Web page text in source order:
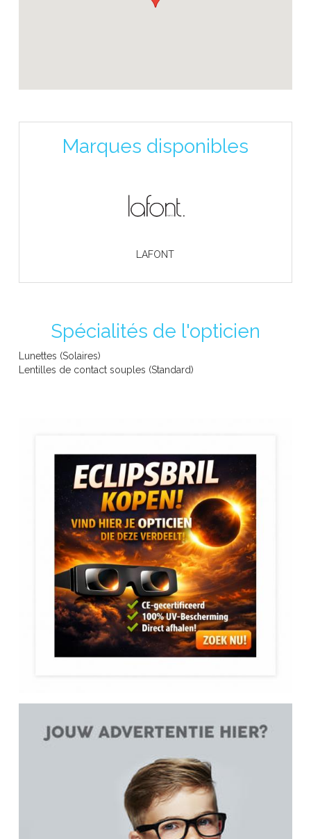
Marques disponibles
LAFONT
Spécialités de l'opticien
Lunettes (Solaires)
Lentilles de contact souples (Standard)